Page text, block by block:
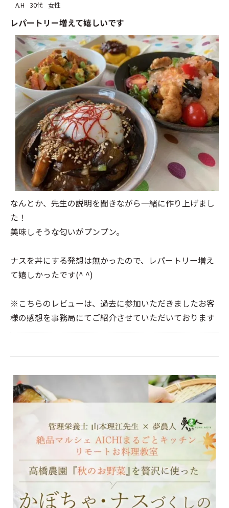
A.H 30代 女性
レパートリー増えて嬉しいです
なんとか、先生の説明を聞きながら一緒に作り上げまし
た！
美味しそうな匂いがプンプン。
ナスを丼にする発想は無かったので、レパートリー増え
て嬉しかったです(^ ^)
※こちらのレビューは、過去に参加いただきましたお客
様の感想を事務局にてご紹介させていただいております